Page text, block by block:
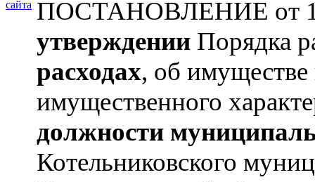
сайта ПОСТАНОВЛЕНИЕ от
утверждении Порядка
расходах, об имуществе
имущественного
должности
Котельниковского